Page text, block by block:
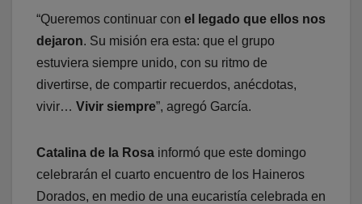
“Queremos continuar con el legado que ellos nos
dejaron. Su misión era esta: que el grupo
estuviera siempre unido, con su ritmo de
divertirse, de compartir recuerdos, anécdotas,
vivir… Vivir siempre”, agregó García.
Catalina de la Rosa informó que este domingo
celebrarán el cuarto encuentro de los Haineros
Dorados, en medio de una eucaristía celebrada en